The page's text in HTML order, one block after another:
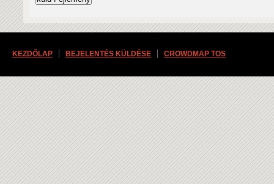
KEZDŐLAP BEJELENTÉS KÜLDÉSE CROWDMAP TOS